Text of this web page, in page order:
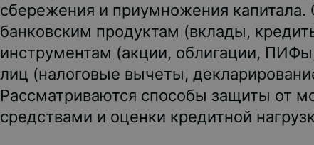
сбережения и приумножения
банковским продуктам (вклады,
инструментам (акции, облигации,
лиц (налоговые вычеты,
Рассматриваются способы защиты от
средствами и оценки кредитной